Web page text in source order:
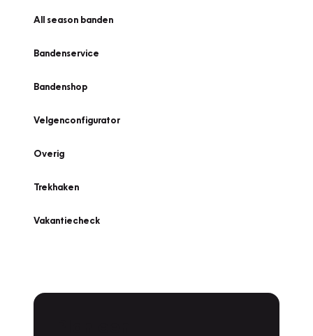
All season banden
Bandenservice
Bandenshop
Velgenconfigurator
Overig
Trekhaken
Vakantiecheck